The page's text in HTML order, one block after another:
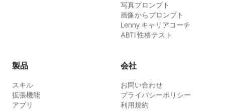
写真プロンプト
画像からプロンプト
Lenny キャリアコーチ
ABTI 性格テスト
製品
スキル
拡張機能
アプリ
会社
お問い合わせ
プライバシーポリシー
利用規約